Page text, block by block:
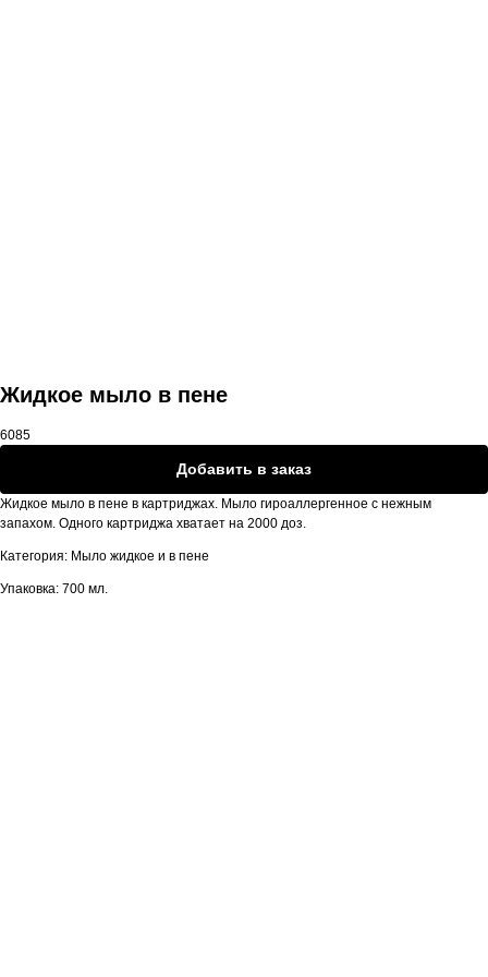
Жидкое мыло в пене
6085
Добавить в заказ
Жидкое мыло в пене в картриджах. Мыло гироаллергенное с нежным
запахом. Одного картриджа хватает на 2000 доз.
Категория: Мыло жидкое и в пене
Упаковка: 700 мл.